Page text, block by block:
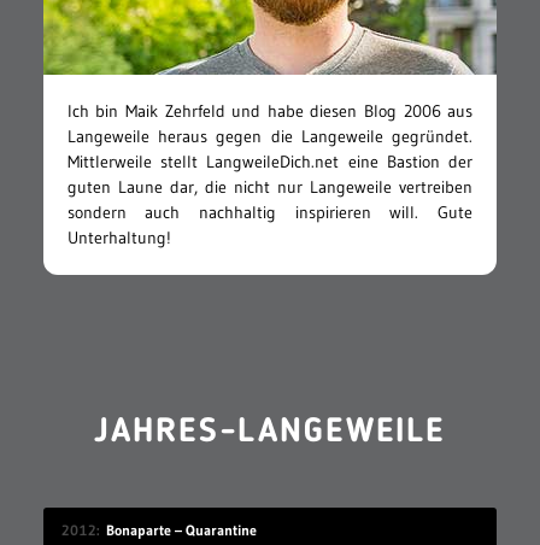
Ich bin Maik Zehrfeld und habe diesen Blog 2006 aus
Langeweile heraus gegen die Langeweile gegründet.
Mittlerweile stellt LangweileDich.net eine Bastion der
guten Laune dar, die nicht nur Langeweile vertreiben
sondern auch nachhaltig inspirieren will. Gute
Unterhaltung!
JAHRES-LANGEWEILE
2012 Bonaparte – Quarantine